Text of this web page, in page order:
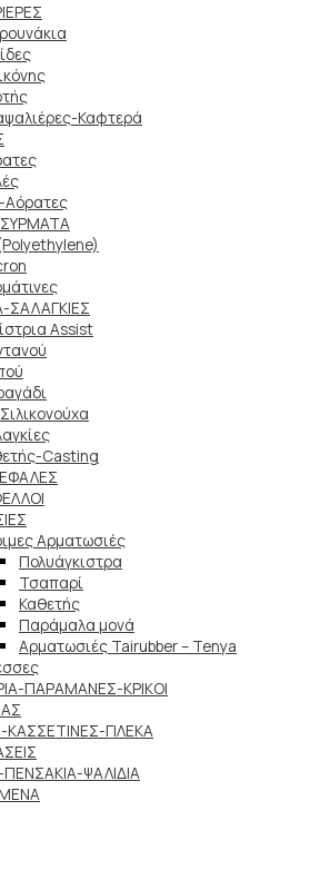
Καφτερά
Αόρατες
ΣΑΛΑΓΚΙΕΣ
Assist
Casting
Αρματωσιές
Πολυάγκιστρα
Τσαπαρί
Καθετής
Παράμαλα μονά
Αρματωσιές Tairubber – Tenya
ΠΑΡΑΜΑΝΕΣ-ΚΡΙΚΟΙ
ΓΙΛΕΚΑ
ΨΑΛΙΔΙΑ